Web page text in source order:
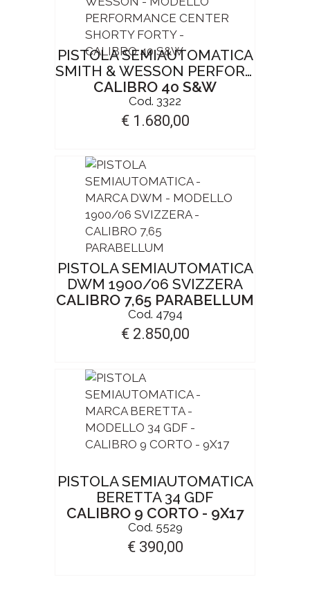
PISTOLA SEMIAUTOMATICA
SMITH & WESSON PERFORMANCE CENTER SHORTY FORTY
CALIBRO 40 S&W
Cod. 3322
€ 1.680,00
PISTOLA SEMIAUTOMATICA
DWM 1900/06 SVIZZERA
CALIBRO 7,65 PARABELLUM
Cod. 4794
€ 2.850,00
PISTOLA SEMIAUTOMATICA
BERETTA 34 GDF
CALIBRO 9 CORTO - 9X17
Cod. 5529
€ 390,00